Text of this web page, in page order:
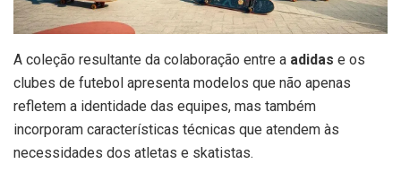
A coleção resultante da colaboração entre a adidas e os
clubes de futebol apresenta modelos que não apenas
refletem a identidade das equipes, mas também
incorporam características técnicas que atendem às
necessidades dos atletas e skatistas.